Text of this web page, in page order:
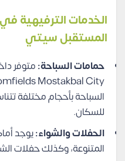
الخدمات الترفيهية
المستقبل سيتي
حمامات السباحة:
السباحة بأحجام مختلفة
للسكان.
الحفلات والشواء:يوجد
المتنوعة، وكذلك حفلات